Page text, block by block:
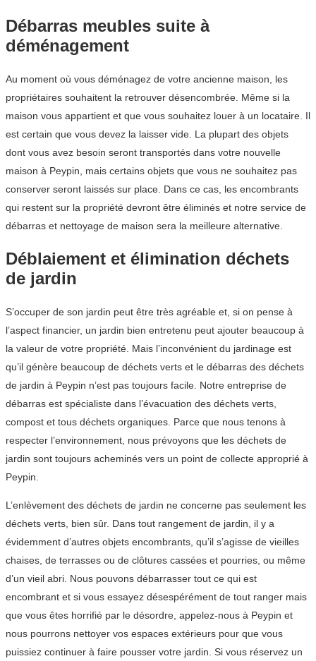
Débarras meubles suite à
déménagement
Au moment où vous déménagez de votre ancienne maison, les
propriétaires souhaitent la retrouver désencombrée. Même si la
maison vous appartient et que vous souhaitez louer à un locataire. Il
est certain que vous devez la laisser vide. La plupart des objets
dont vous avez besoin seront transportés dans votre nouvelle
maison à Peypin, mais certains objets que vous ne souhaitez pas
conserver seront laissés sur place. Dans ce cas, les encombrants
qui restent sur la propriété devront être éliminés et notre service de
débarras et nettoyage de maison sera la meilleure alternative.
Déblaiement et élimination déchets
de jardin
S’occuper de son jardin peut être très agréable et, si on pense à
l’aspect financier, un jardin bien entretenu peut ajouter beaucoup à
la valeur de votre propriété. Mais l’inconvénient du jardinage est
qu’il génère beaucoup de déchets verts et le débarras des déchets
de jardin à Peypin n’est pas toujours facile. Notre entreprise de
débarras est spécialiste dans l’évacuation des déchets verts,
compost et tous déchets organiques. Parce que nous tenons à
respecter l’environnement, nous prévoyons que les déchets de
jardin sont toujours acheminés vers un point de collecte approprié à
Peypin.
L’enlèvement des déchets de jardin ne concerne pas seulement les
déchets verts, bien sûr. Dans tout rangement de jardin, il y a
évidemment d’autres objets encombrants, qu’il s’agisse de vieilles
chaises, de terrasses ou de clôtures cassées et pourries, ou même
d’un vieil abri. Nous pouvons débarrasser tout ce qui est
encombrant et si vous essayez désespérément de tout ranger mais
que vous êtes horrifié par le désordre, appelez-nous à Peypin et
nous pourrons nettoyer vos espaces extérieurs pour que vous
puissiez continuer à faire pousser votre jardin. Si vous réservez un